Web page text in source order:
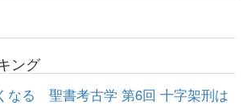
ング
なる 聖書考古学 第6回 十字架刑は